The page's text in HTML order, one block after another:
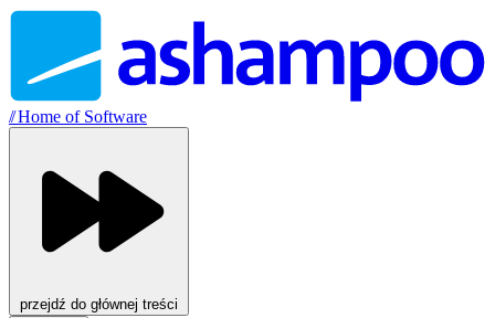
//Home of Software
przejdź do głównej treści